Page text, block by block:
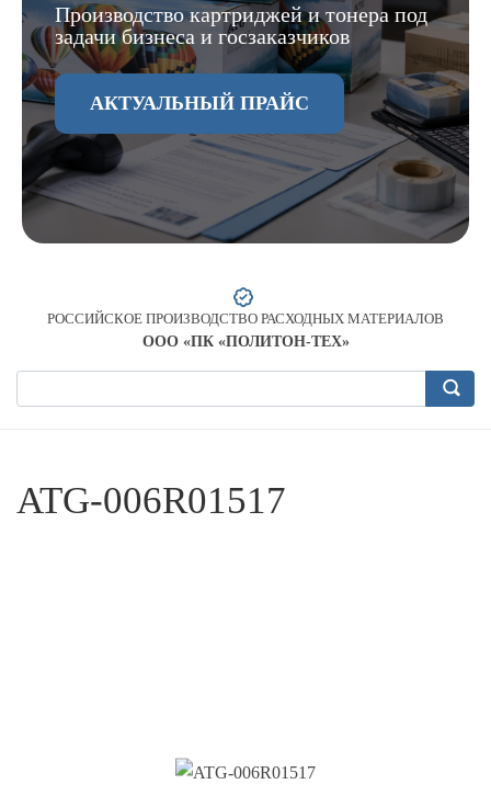
Производство картриджей и тонера под
задачи бизнеса и госзаказчиков
АКТУАЛЬНЫЙ ПРАЙС
РОССИЙСКОЕ ПРОИЗВОДСТВО РАСХОДНЫХ МАТЕРИАЛОВ
OOO «ПК «ПОЛИТОН-ТЕХ»
ATG-006R01517